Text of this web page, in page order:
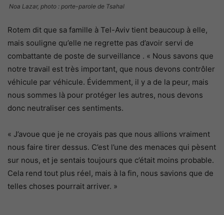
Noa Lazar, photo : porte-parole de Tsahal
Rotem dit que sa famille à Tel-Aviv tient beaucoup à elle,
mais souligne qu’elle ne regrette pas d’avoir servi de
combattante de poste de surveillance . « Nous savons que
notre travail est très important, que nous devons contrôler
véhicule par véhicule. Évidemment, il y a de la peur, mais
nous sommes là pour protéger les autres, nous devons
donc neutraliser ces sentiments.
« J’avoue que je ne croyais pas que nous allions vraiment
nous faire tirer dessus. C’est l’une des menaces qui pèsent
sur nous, et je sentais toujours que c’était moins probable.
Cela rend tout plus réel, mais à la fin, nous savions que de
telles choses pourrait arriver. »